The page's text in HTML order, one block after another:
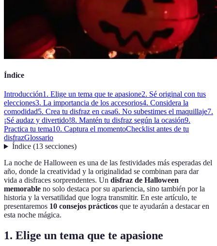
Índice
Introducción1. Elige un tema que te apasione2. Sé original con tus
elecciones3. La importancia de los accesorios4. Considera la
comodidad5. Crea tu disfraz en casa6. No subestimes el maquillaje7.
¡Sé audaz y divertido!8. Mantén tu disfraz según la ocasión9.
Practica tu tema10. Captura el momentoChecklist antes de tu
disfrazGlossario
Índice(13 secciones)
La noche de Halloween es una de las festividades más esperadas del
año, donde la creatividad y la originalidad se combinan para dar
vida a disfraces sorprendentes. Un disfraz de Halloween
memorable no solo destaca por su apariencia, sino también por la
historia y la versatilidad que logra transmitir. En este artículo, te
presentaremos 10 consejos prácticos que te ayudarán a destacar en
esta noche mágica.
1. Elige un tema que te apasione